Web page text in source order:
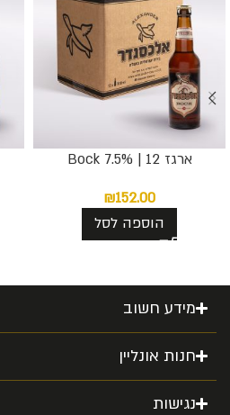
ארגז 12 | 7.5% Bock
₪152.00
הוספה לסל
מידע חשוב
חנות אונליין
נגישות